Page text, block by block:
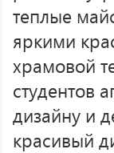
теплые
яркими
храмовой
студентов
дизайну и
красивый